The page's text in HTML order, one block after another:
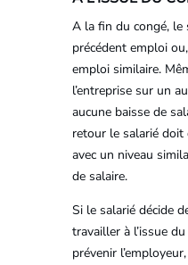
A la fin du congé, le
précédent emploi
emploi similaire.
l’entreprise sur un
aucune baisse de
retour le salarié
avec un niveau
de salaire.
Si le salarié décide
travailler à l’issue
prévenir